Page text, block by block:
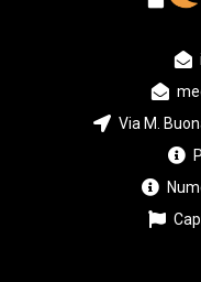
Via M.